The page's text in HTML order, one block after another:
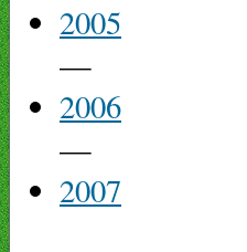
2005
—
2006
—
2007